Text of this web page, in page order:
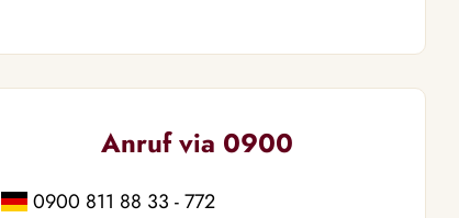
Anruf via 0900
0900 811 88 33 - 772